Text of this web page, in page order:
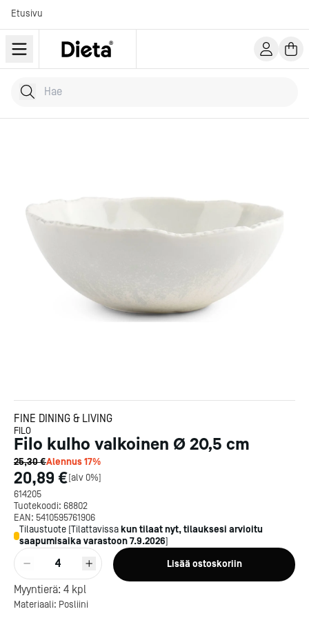
Etusivu
Hae tuotteita
Kirjoita hakusana...
FINE DINING & LIVING
FILO
Filo kulho valkoinen Ø 20,5 cm
25,30 €Alennus17%
20,89 €[alv 0%]
614205
Tuotekoodi: 68802
EAN: 5410595761906
Tilaustuote [Tilattavissa kun tilaat nyt, tilauksesi arvioitu
saapumisaika varastoon7.9.2026]
4 Lisää ostoskoriin
Myyntierä: 4 kpl
Materiaali: Posliini
Kotipizza on vuonna 1987
perustettu yritys, jolla on yli
300 ravintolaa eri puolella
Suomea. Dieta on tehnyt